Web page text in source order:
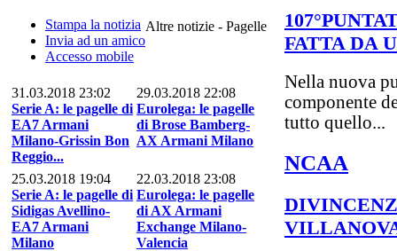
Stampa la notizia
Invia ad un amico
Accesso mobile
Altre notizie - Pagelle
31.03.2018 23:02
Serie A: le pagelle di
EA7 Armani
Milano-Grissin Bon
Reggio...
29.03.2018 22:08
Eurolega: le pagelle
di Brose Bamberg-
AX Armani Milano
25.03.2018 19:04
Serie A: le pagelle di
Sidigas Avellino-
EA7 Armani
Milano
22.03.2018 23:08
Eurolega: le pagelle
di AX Armani
Exchange Milano-
Valencia
FATTA DA
Nella nuova
componente
tutto quello...
NCAA